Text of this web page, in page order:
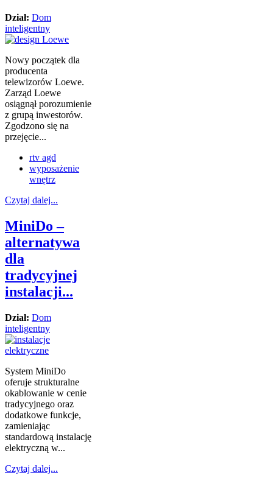
Dział: Dom
inteligentny
Nowy początek dla
producenta
telewizorów Loewe.
Zarząd Loewe
osiągnął porozumienie
z grupą inwestorów.
Zgodzono się na
przejęcie...
rtv agd
wyposażenie
wnętrz
Czytaj dalej...
MiniDo –
alternatywa
dla
tradycyjnej
instalacji...
Dział: Dom
inteligentny
System MiniDo
oferuje strukturalne
okablowanie w cenie
tradycyjnego oraz
dodatkowe funkcje,
zamieniając
standardową instalację
elektryczną w...
Czytaj dalej...